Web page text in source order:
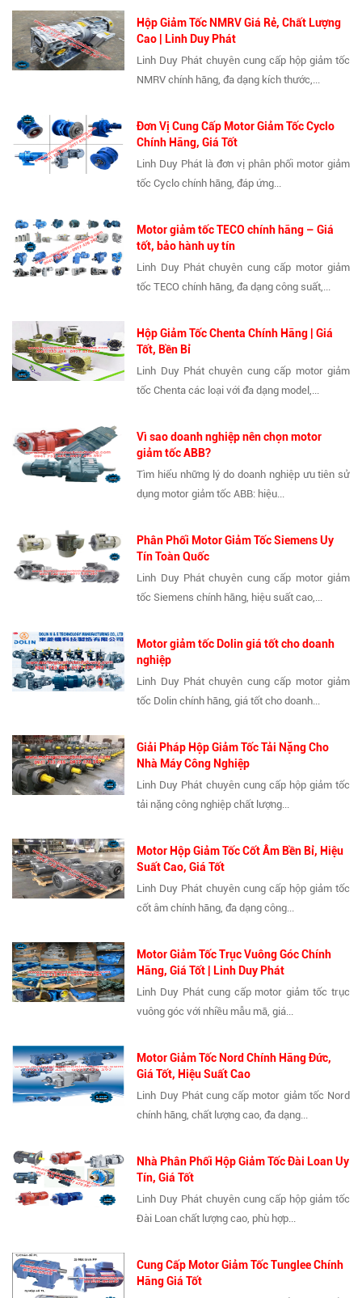
Hộp Giảm Tốc NMRV Giá Rẻ, Chất Lượng
Cao | Linh Duy Phát
Linh Duy Phát chuyên cung cấp hộp giảm tốc
NMRV chính hãng, đa dạng kích thước,...
Đơn Vị Cung Cấp Motor Giảm Tốc Cyclo
Chính Hãng, Giá Tốt
Linh Duy Phát là đơn vị phân phối motor giảm
tốc Cyclo chính hãng, đáp ứng...
Motor giảm tốc TECO chính hãng – Giá
tốt, bảo hành uy tín
Linh Duy Phát chuyên cung cấp motor giảm
tốc TECO chính hãng, đa dạng công suất,...
Hộp Giảm Tốc Chenta Chính Hãng | Giá
Tốt, Bền Bỉ
Linh Duy Phát chuyên cung cấp motor giảm
tốc Chenta các loại với đa dạng model,...
Vì sao doanh nghiệp nên chọn motor
giảm tốc ABB?
Tìm hiểu những lý do doanh nghiệp ưu tiên sử
dụng motor giảm tốc ABB: hiệu...
Phân Phối Motor Giảm Tốc Siemens Uy
Tín Toàn Quốc
Linh Duy Phát chuyên cung cấp motor giảm
tốc Siemens chính hãng, hiệu suất cao,...
Motor giảm tốc Dolin giá tốt cho doanh
nghiệp
Linh Duy Phát chuyên cung cấp motor giảm
tốc Dolin chính hãng, giá tốt cho doanh...
Giải Pháp Hộp Giảm Tốc Tải Nặng Cho
Nhà Máy Công Nghiệp
Linh Duy Phát chuyên cung cấp hộp giảm tốc
tải nặng công nghiệp chất lượng...
Motor Hộp Giảm Tốc Cốt Âm Bền Bỉ, Hiệu
Suất Cao, Giá Tốt
Linh Duy Phát chuyên cung cấp hộp giảm tốc
cốt âm chính hãng, đa dạng công...
Motor Giảm Tốc Trục Vuông Góc Chính
Hãng, Giá Tốt | Linh Duy Phát
Linh Duy Phát cung cấp motor giảm tốc trục
vuông góc với nhiều mẫu mã, giá...
Motor Giảm Tốc Nord Chính Hãng Đức,
Giá Tốt, Hiệu Suất Cao
Linh Duy Phát cung cấp motor giảm tốc Nord
chính hãng, chất lượng cao, đa dạng...
Nhà Phân Phối Hộp Giảm Tốc Đài Loan Uy
Tín, Giá Tốt
Linh Duy Phát chuyên cung cấp hộp giảm tốc
Đài Loan chất lượng cao, phù hợp...
Cung Cấp Motor Giảm Tốc Tunglee Chính
Hãng Giá Tốt